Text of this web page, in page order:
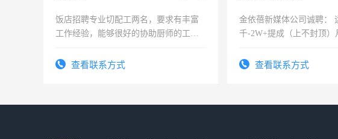
饭店招聘专业切配工两名，要求有丰富
工作经验，能够很好的协助厨师的工
4500。查看联系方式
金依蓓新媒体公司诚聘：
千-2W+提成（上不封顶）
抖音官方培训） 主播：月
查看联系方式